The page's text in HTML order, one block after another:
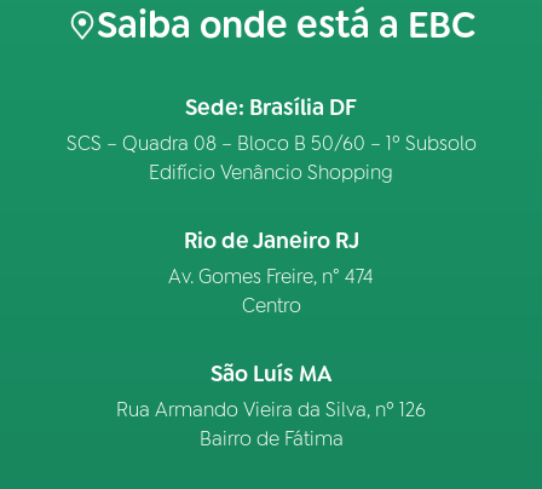
Saiba onde está a EBC
Sede: Brasília DF
SCS – Quadra 08 – Bloco B 50/60 – 1º Subsolo
Edifício Venâncio Shopping
Rio de Janeiro RJ
Av. Gomes Freire, n° 474
Centro
São Luís MA
Rua Armando Vieira da Silva, nº 126
Bairro de Fátima